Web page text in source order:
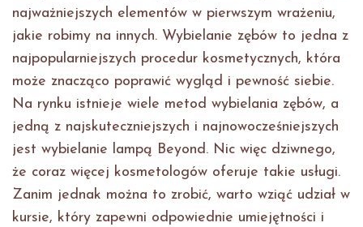
najważniejszych elementów w pierwszym wrażeniu,
jakie robimy na innych. Wybielanie zębów to jedna z
najpopularniejszych procedur kosmetycznych, która
może znacząco poprawić wygląd i pewność siebie.
Na rynku istnieje wiele metod wybielania zębów, a
jedną z najskuteczniejszych i najnowocześniejszych
jest wybielanie lampą Beyond. Nic więc dziwnego,
że coraz więcej kosmetologów oferuje takie usługi.
Zanim jednak można to zrobić, warto wziąć udział w
kursie, który zapewni odpowiednie umiejętności i